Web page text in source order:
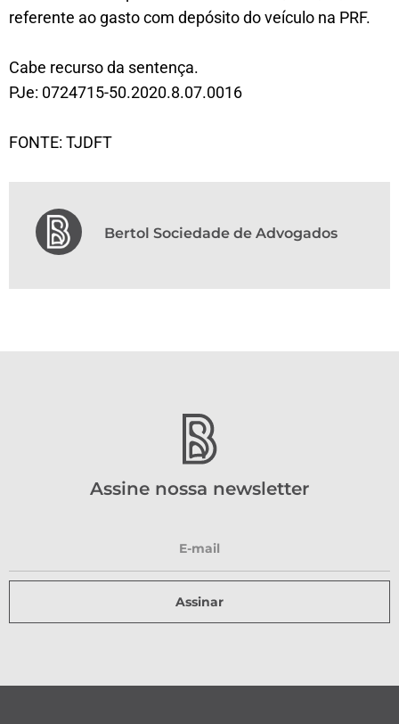
referente ao gasto com depósito do veículo na PRF.
Cabe recurso da sentença.
PJe: 0724715-50.2020.8.07.0016
FONTE: TJDFT
Bertol Sociedade de Advogados
Assine nossa newsletter
Assinar